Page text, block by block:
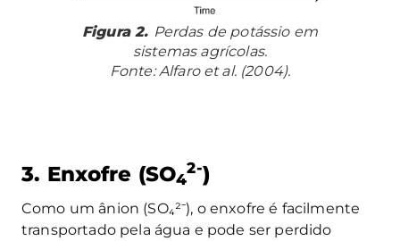
Figura 2. Perdas de potássio em
sistemas agrícolas.
Fonte: Alfaro et al. (2004).
3. Enxofre (SO4
2-)
Como um ânion (SO₄²⁻), o enxofre é facilmente
transportado pela água e pode ser perdido